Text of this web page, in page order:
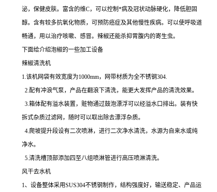
泌，保健皮肤。富含的维C，可以控制*病及冠状动脉硬化，降低胆固
醇。含有较多抗氧化物质，可预防癌症及其他慢性疾病。可以使呼吸道
畅通，用以治疗咳嗽、感冒。辣椒还能杀抑胃腹内的寄生虫。
下面给介绍泡椒的一些加工设备
辣椒清洗机
1.该机网袋有效宽度为1000mm，网带材质为全不锈钢304.
2.配有冲浪气泵，产品在翻浪下清洗，能更大发挥产品的清洗效果。
3.箱体配有溢水装置，赃物通过鼓泡漂浮可以经溢水口排出。装有快
拆式杂质过滤网，随时可以取出除去漂浮杂质。
4.爬坡提升段设有二次喷淋，进行二次净水清洗，水源为自来水或纯
净水。
5.清洗槽顶部添加四至八组喷淋管进行高压喷淋清洗。
风干去水机
1、设备整体采用SUS304不锈钢制作，结构强度好，输送稳定、产品运